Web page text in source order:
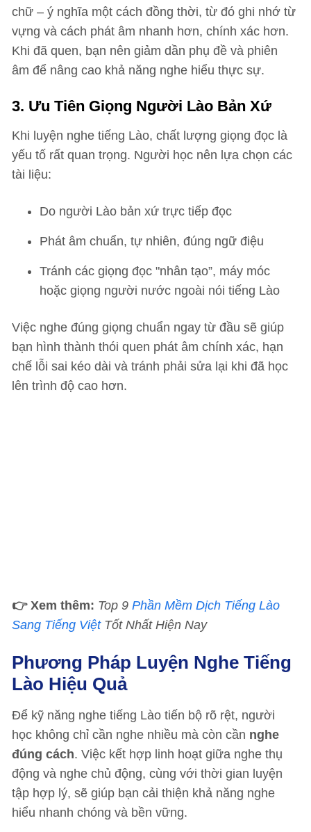
chữ – ý nghĩa một cách đồng thời, từ đó ghi nhớ từ
vựng và cách phát âm nhanh hơn, chính xác hơn.
Khi đã quen, bạn nên giảm dần phụ đề và phiên
âm để nâng cao khả năng nghe hiểu thực sự.
3. Ưu Tiên Giọng Người Lào Bản Xứ
Khi luyện nghe tiếng Lào, chất lượng giọng đọc là
yếu tố rất quan trọng. Người học nên lựa chọn các
tài liệu:
Do người Lào bản xứ trực tiếp đọc
Phát âm chuẩn, tự nhiên, đúng ngữ điệu
Tránh các giọng đọc "nhân tạo”, máy móc
hoặc giọng người nước ngoài nói tiếng Lào
Việc nghe đúng giọng chuẩn ngay từ đầu sẽ giúp
bạn hình thành thói quen phát âm chính xác, hạn
chế lỗi sai kéo dài và tránh phải sửa lại khi đã học
lên trình độ cao hơn.
👉 Xem thêm: Top 9 Phần Mềm Dịch Tiếng Lào
Sang Tiếng ViệtTốt Nhất Hiện Nay
Phương Pháp Luyện Nghe Tiếng
Lào Hiệu Quả
Để kỹ năng nghe tiếng Lào tiến bộ rõ rệt, người
học không chỉ cần nghe nhiều mà còn cần nghe
đúng cách. Việc kết hợp linh hoạt giữa nghe thụ
động và nghe chủ động, cùng với thời gian luyện
tập hợp lý, sẽ giúp bạn cải thiện khả năng nghe
hiểu nhanh chóng và bền vững.